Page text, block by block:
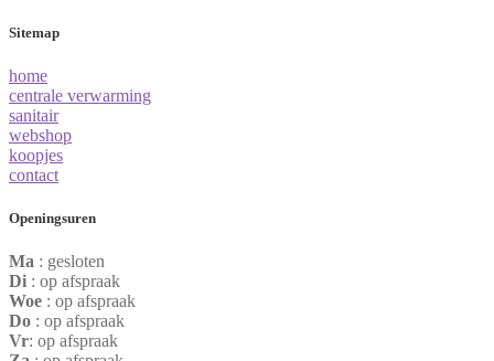
Sitemap
home
centrale verwarming
sanitair
webshop
koopjes
contact
Openingsuren
Ma : gesloten
Di : op afspraak
Woe : op afspraak
Do : op afspraak
Vr: op afspraak